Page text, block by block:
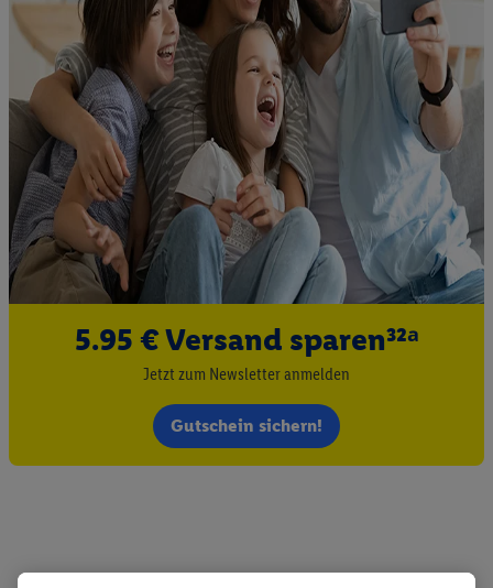
5.95 € Versand sparen³²ᵃ
Jetzt zum Newsletter anmelden
Gutschein sichern!